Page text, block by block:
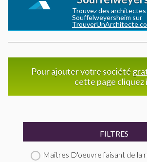
Trouvez des architectes
Souffelweyersheim sur
Pour ajouter votre société
cette page cliquez
FILTRES
Maitres D'oeuvre faisant de la